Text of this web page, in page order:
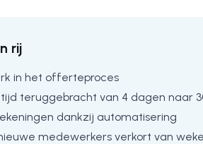
rij
in het offerteproces
teruggebracht van 4 dagen naar
dankzij automatisering
medewerkers verkort van